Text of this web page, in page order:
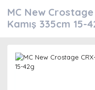
MC New Crostage
Kamış 335cm 15-